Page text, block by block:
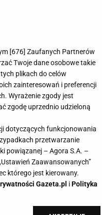
[676] Zaufanych Partnerów
Twoje dane osobowe takie
plikach do celów
zainteresowań i preferencji
Wyrażenie zgody jest
zgodę uprzednio udzieloną
dotyczących funkcjonowania
przetwarzanie
powiązanej – Agora S.A. –
Zaawansowanych”
którego jest kierowany.
Gazeta.pl iPolityka